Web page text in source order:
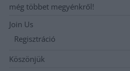
még többet megyénkről!
Join Us
Regisztráció
Köszönjük